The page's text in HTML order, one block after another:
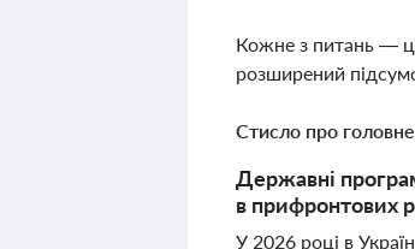
Кожне з питань —
розширений
Стисло про
Державні
в прифронтових
У 2026 році в